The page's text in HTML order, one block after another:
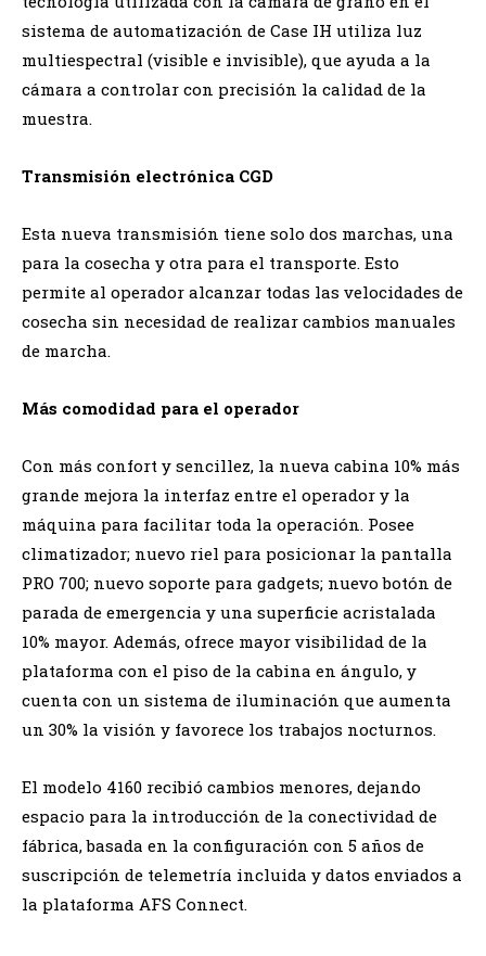
sistema de automatización de Case IH utiliza luz
multiespectral (visible e invisible), que ayuda a la
cámara a controlar con precisión la calidad de la
muestra.
Transmisión electrónica CGD
Esta nueva transmisión tiene solo dos marchas, una
para la cosecha y otra para el transporte. Esto
permite al operador alcanzar todas las velocidades de
cosecha sin necesidad de realizar cambios manuales
de marcha.
Más comodidad para el operador
Con más confort y sencillez, la nueva cabina 10% más
grande mejora la interfaz entre el operador y la
máquina para facilitar toda la operación. Posee
climatizador; nuevo riel para posicionar la pantalla
PRO 700; nuevo soporte para gadgets; nuevo botón de
parada de emergencia y una superficie acristalada
10% mayor. Además, ofrece mayor visibilidad de la
plataforma con el piso de la cabina en ángulo, y
cuenta con un sistema de iluminación que aumenta
un 30% la visión y favorece los trabajos nocturnos.
El modelo 4160 recibió cambios menores, dejando
espacio para la introducción de la conectividad de
fábrica, basada en la configuración con 5 años de
suscripción de telemetría incluida y datos enviados a
la plataforma AFS Connect.